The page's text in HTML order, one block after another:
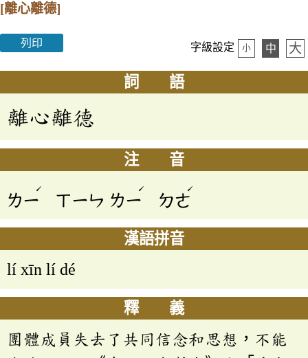
[離心離德]
列印 字級設定 小 中 大
詞 語
離心離德
注 音
ㄌㄧ
ˊ
ㄒㄧㄣ ㄌㄧ
ˊ
ㄉㄜ
ˊ
漢語拼音
lí xīn lí dé
釋 義
團體成員失去了共同信念和思想，不能